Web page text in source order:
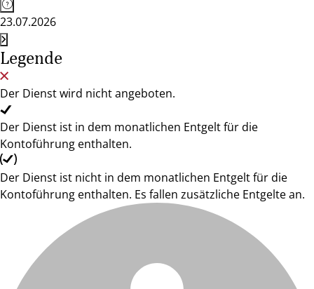
23.07.2026
Legende
Der Dienst wird nicht angeboten.
Der Dienst ist in dem monatlichen Entgelt für die
Kontoführung enthalten.
Der Dienst ist nicht in dem monatlichen Entgelt für die
Kontoführung enthalten. Es fallen zusätzliche Entgelte an.